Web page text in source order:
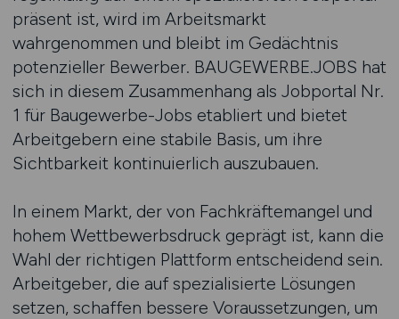
präsent ist, wird im Arbeitsmarkt
wahrgenommen und bleibt im Gedächtnis
potenzieller Bewerber. BAUGEWERBE.JOBS hat
sich in diesem Zusammenhang als Jobportal Nr.
1 für Baugewerbe-Jobs etabliert und bietet
Arbeitgebern eine stabile Basis, um ihre
Sichtbarkeit kontinuierlich auszubauen.
In einem Markt, der von Fachkräftemangel und
hohem Wettbewerbsdruck geprägt ist, kann die
Wahl der richtigen Plattform entscheidend sein.
Arbeitgeber, die auf spezialisierte Lösungen
setzen, schaffen bessere Voraussetzungen, um